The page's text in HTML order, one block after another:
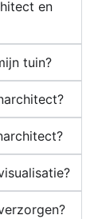
en
tuin?